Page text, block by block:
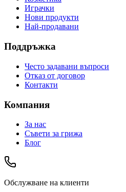
Играчки
Нови продукти
Най-продавани
Поддръжка
Често задавани въпроси
Отказ от договор
Контакти
Компания
За нас
Съвети за грижа
Блог
Обслужване на клиенти